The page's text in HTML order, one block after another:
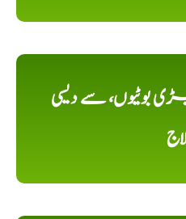
بوٹیوں، سے دیسی